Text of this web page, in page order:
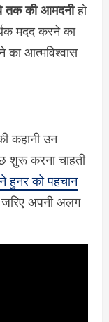
तक की आमदनीहो
मदद करने का
का आत्मविश्वास
कहानी उन
शुरू करना चाहती
हुनर को पहचान
अपनी अलग